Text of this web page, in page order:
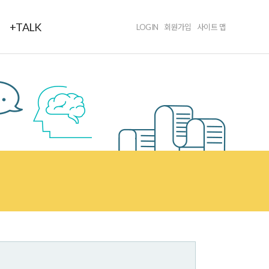
+TALK LOGIN 회원가입 사이트 맵